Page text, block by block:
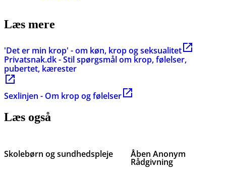
Læs mere
'Det er min krop' - om køn, krop og seksualitet
Privatsnak.dk - Stil spørgsmål om krop, følelser,
pubertet, kærester
Sexlinjen - Om krop og følelser
Læs også
Skolebørn og sundhedspleje Åben Anonym
Rådgivning